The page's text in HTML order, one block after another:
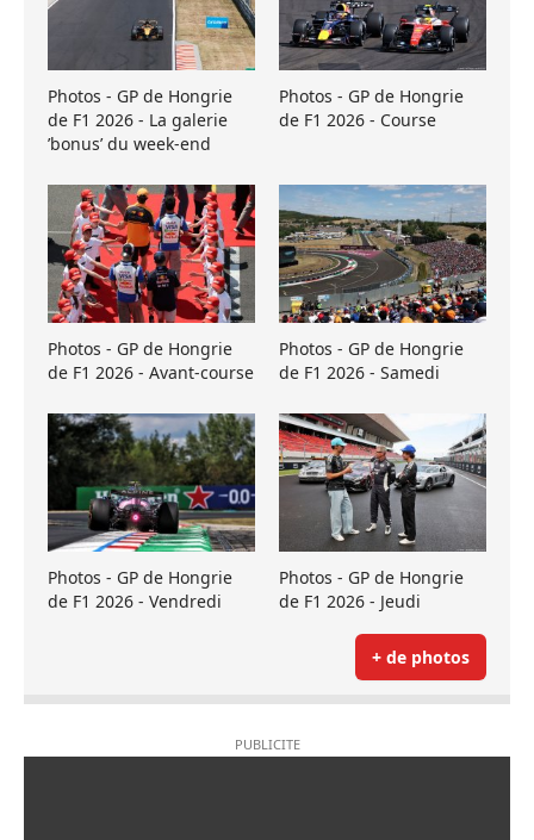
Photos - GP de Hongrie
de F1 2026 - La galerie
’bonus’ du week-end
Photos - GP de Hongrie
de F1 2026 - Course
Photos - GP de Hongrie
de F1 2026 - Avant-course
Photos - GP de Hongrie
de F1 2026 - Samedi
Photos - GP de Hongrie
de F1 2026 - Vendredi
Photos - GP de Hongrie
de F1 2026 - Jeudi
+ de photos